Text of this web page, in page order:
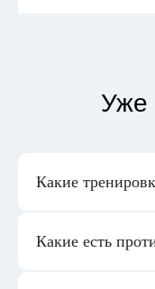
Уже
Какие
Какие есть